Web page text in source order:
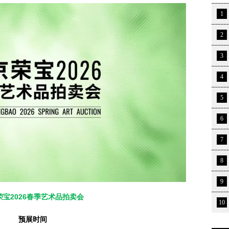
宝2026春季艺术品拍卖会
预展时间
1
2
3
4
5
6
7
8
9
10